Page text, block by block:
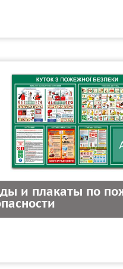
и плакаты по